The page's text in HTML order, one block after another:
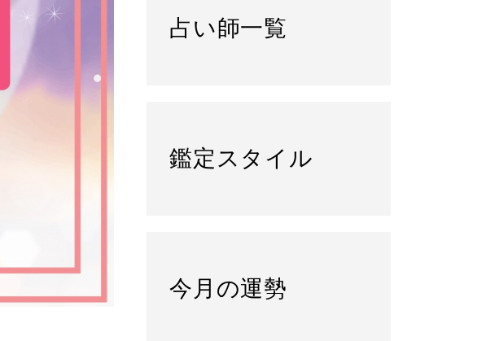
占い師一覧
鑑定スタイル
今月の運勢